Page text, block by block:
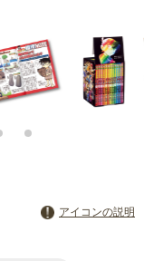
アイコンの説明